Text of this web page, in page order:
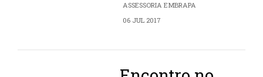
ASSESSORIA EMBRAPA
06 JUL 2017